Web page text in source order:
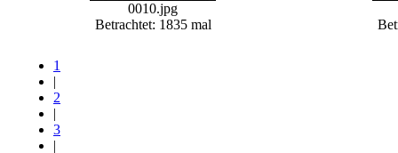
0010.jpg
Betrachtet: 1835 mal
1
|
2
|
3
|